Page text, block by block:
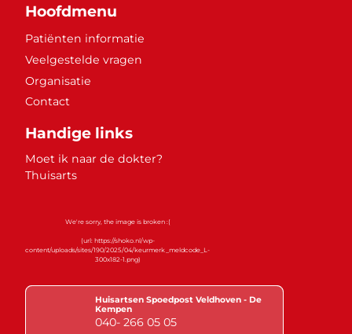
Hoofdmenu
Patiënten informatie
Veelgestelde vragen
Organisatie
Contact
Handige links
Moet ik naar de dokter?
Thuisarts
Huisartsen Spoedpost Veldhoven - De
Kempen
040- 266 05 05